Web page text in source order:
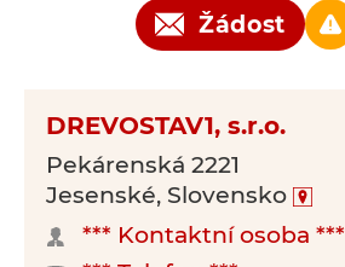
Žádost
DREVOSTAV1, s.r.o.
Pekárenská 2221
Jesenské, Slovensko
*** Kontaktní osoba ***